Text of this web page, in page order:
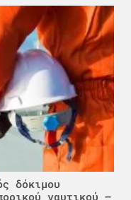
δόκιμου
ναυτικού –